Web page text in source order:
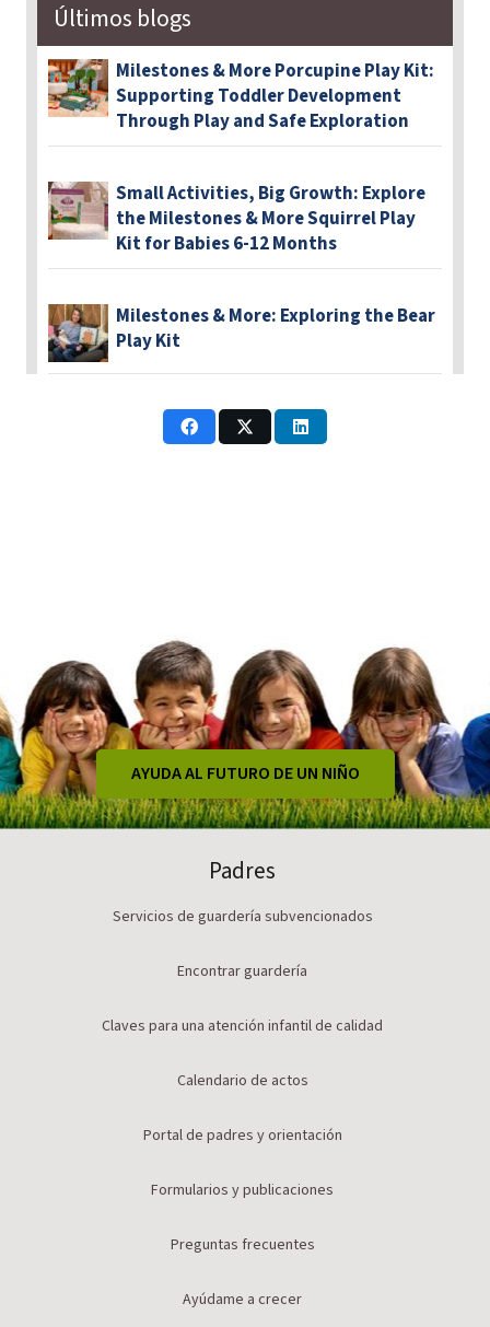
Últimos blogs
Milestones & More Porcupine Play Kit:
Supporting Toddler Development
Through Play and Safe Exploration
Small Activities, Big Growth: Explore
the Milestones & More Squirrel Play
Kit for Babies 6-12 Months
Milestones & More: Exploring the Bear
Play Kit
AYUDA AL FUTURO DE UN NIÑO
Padres
Servicios de guardería subvencionados
Encontrar guardería
Claves para una atención infantil de calidad
Calendario de actos
Portal de padres y orientación
Formularios y publicaciones
Preguntas frecuentes
Ayúdame a crecer